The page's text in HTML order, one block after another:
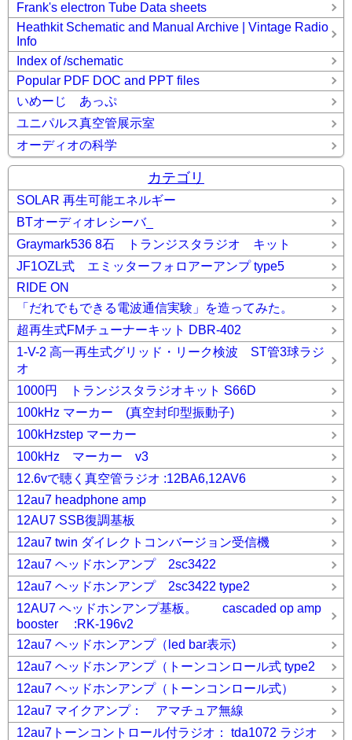
Frank's electron Tube Data sheets
Heathkit Schematic and Manual Archive | Vintage Radio
Info
Index of /schematic
Popular PDF DOC and PPT files
いめーじ あっぷ
ユニパルス真空管展示室
オーディオの科学
カテゴリ
SOLAR 再生可能エネルギー
BTオーディオレシーバ_
Graymark536 8石 トランジスタラジオ キット
JF1OZL式 エミッターフォロアーアンプ type5
RIDE ON
「だれでもできる電波通信実験」を造ってみた。
超再生式FMチューナーキット DBR-402
1-V-2 高一再生式グリッド・リーク検波 ST管3球ラジ
オ
1000円 トランジスタラジオキット S66D
100kHz マーカー (真空封印型振動子)
100kHzstep マーカー
100kHz マーカー v3
12.6vで聴く真空管ラジオ :12BA6,12AV6
12au7 headphone amp
12AU7 SSB復調基板
12au7 twin ダイレクトコンバージョン受信機
12au7 ヘッドホンアンプ 2sc3422
12au7 ヘッドホンアンプ 2sc3422 type2
12AU7 ヘッドホンアンプ基板。 cascaded op amp
booster :RK-196v2
12au7 ヘッドホンアンプ（led bar表示)
12au7 ヘッドホンアンプ（トーンコンロール式 type2
12au7 ヘッドホンアンプ（トーンコンロール式）
12au7 マイクアンプ： アマチュア無線
12au7トーンコントロール付ラジオ： tda1072 ラジオ